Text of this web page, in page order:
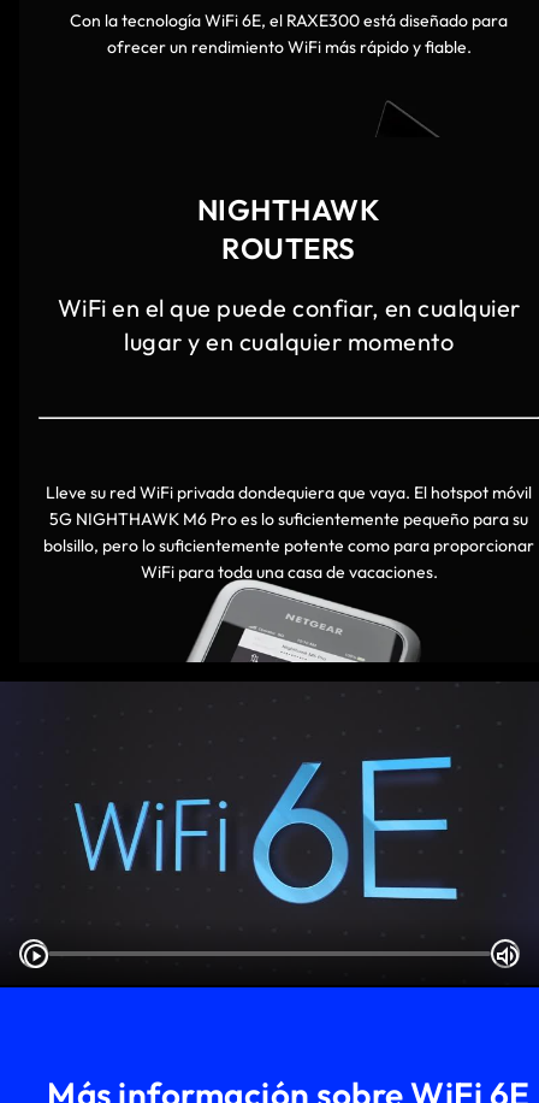
Con la tecnología WiFi 6E, el RAXE300 está diseñado para
ofrecer un rendimiento WiFi más rápido y fiable.
NIGHTHAWK
ROUTERS
WiFi en el que puede confiar, en cualquier
lugar y en cualquier momento
Lleve su red WiFi privada dondequiera que vaya. El hotspot móvil
5G NIGHTHAWK M6 Pro es lo suficientemente pequeño para su
bolsillo, pero lo suficientemente potente como para proporcionar
WiFi para toda una casa de vacaciones.
Más información sobre WiFi 6E